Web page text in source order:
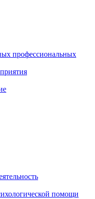
профессиональных
помощи